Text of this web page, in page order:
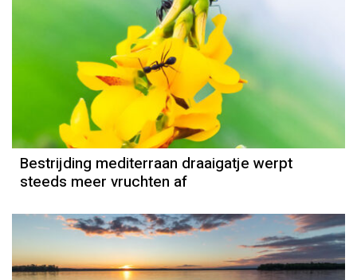
Bestrijding mediterraan draaigatje werpt
steeds meer vruchten af